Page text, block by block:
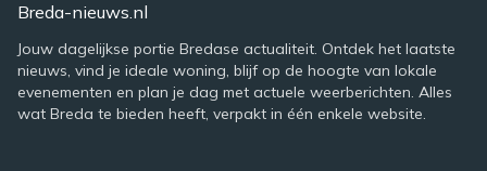
Breda-nieuws.nl
Jouw dagelijkse portie Bredase actualiteit. Ontdek het laatste
nieuws, vind je ideale woning, blijf op de hoogte van lokale
evenementen en plan je dag met actuele weerberichten. Alles
wat Breda te bieden heeft, verpakt in één enkele website.